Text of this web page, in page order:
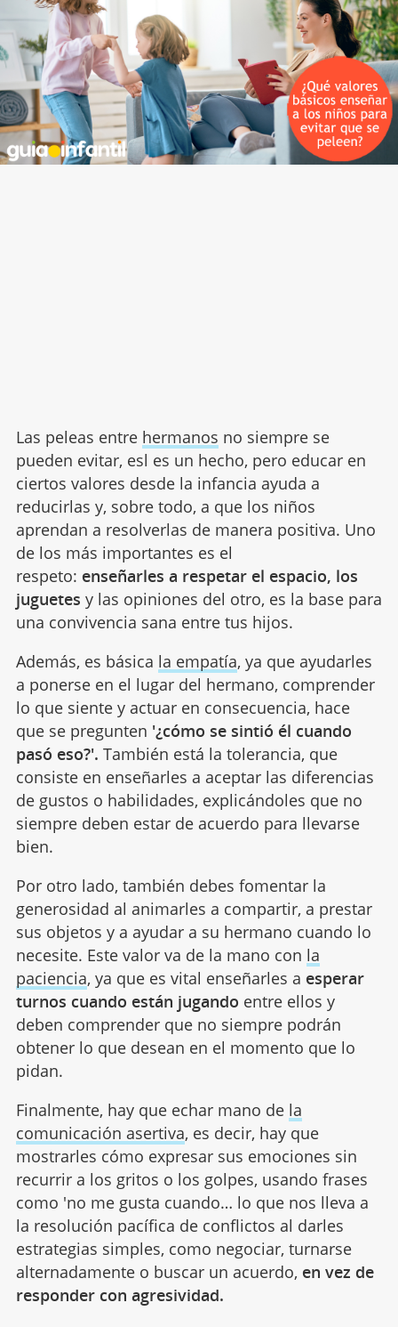
Las peleas entre hermanos no siempre se
pueden evitar, esl es un hecho, pero educar en
ciertos valores desde la infancia ayuda a
reducirlas y, sobre todo, a que los niños
aprendan a resolverlas de manera positiva. Uno
de los más importantes es el
respeto: enseñarles a respetar el espacio, los
juguetes y las opiniones del otro, es la base para
una convivencia sana entre tus hijos.
Además, es básica la empatía, ya que ayudarles
a ponerse en el lugar del hermano, comprender
lo que siente y actuar en consecuencia, hace
que se pregunten '¿cómo se sintió él cuando
pasó eso?'. También está la tolerancia, que
consiste en enseñarles a aceptar las diferencias
de gustos o habilidades, explicándoles que no
siempre deben estar de acuerdo para llevarse
bien.
Por otro lado, también debes fomentar la
generosidad al animarles a compartir, a prestar
sus objetos y a ayudar a su hermano cuando lo
necesite. Este valor va de la mano con la
paciencia, ya que es vital enseñarles a esperar
turnos cuando están jugando entre ellos y
deben comprender que no siempre podrán
obtener lo que desean en el momento que lo
pidan.
Finalmente, hay que echar mano de la
comunicación asertiva, es decir, hay que
mostrarles cómo expresar sus emociones sin
recurrir a los gritos o los golpes, usando frases
como 'no me gusta cuando… lo que nos lleva a
la resolución pacífica de conflictos al darles
estrategias simples, como negociar, turnarse
alternadamente o buscar un acuerdo, en vez de
responder con agresividad.